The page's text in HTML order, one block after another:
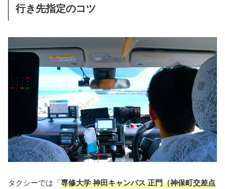
行き先指定のコツ
タクシーでは「専修大学 神田キャンパス 正門（神保町交差点